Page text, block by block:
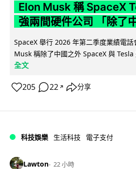
Elon Musk 稱 SpaceX
強兩間硬件公司 「除了
SpaceX 舉行 2026 年第二季度業績電
Musk 稱除了中國之外 SpaceX 與 Tesla
全文
205 22 ↗ 分享
科技娛樂 生活科技 電子支付
Lawton 22 小時